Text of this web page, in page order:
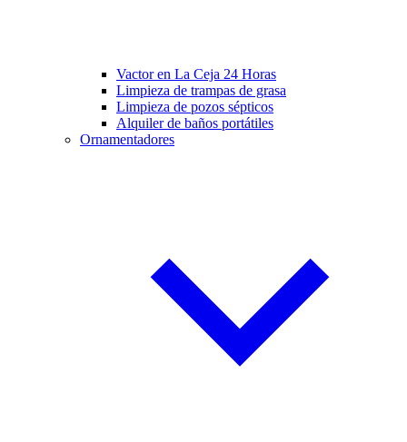
Vactor en La Ceja 24 Horas
Limpieza de trampas de grasa
Limpieza de pozos sépticos
Alquiler de baños portátiles
Ornamentadores